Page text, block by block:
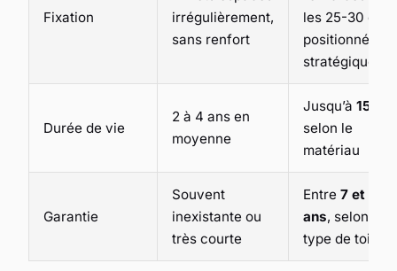
Fixation
irrégulièrement,
sans renfort
les 25-30 cm,
positionnés
Durée de vie
2 à 4 ans en
moyenne
Jusqu’à 15 ans
selon le
matériau
Garantie
Souvent
inexistante ou
très courte
Entre 7 et 15
ans, selon le
type de toile